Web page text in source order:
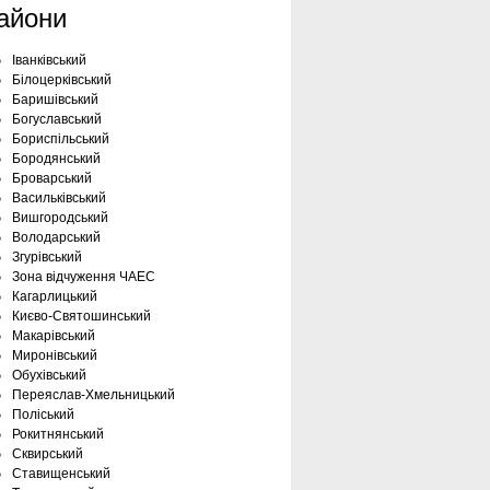
Іванківський
Білоцерківський
Баришівський
Богуславський
Бориспільський
Бородянський
Броварський
Васильківський
Вишгородський
Володарський
Згурівський
Зона відчуження ЧАЕС
Кагарлицький
Києво-Святошинський
Макарівський
Миронівський
Обухівський
Переяслав-Хмельницький
Поліський
Рокитнянський
Сквирський
Ставищенський